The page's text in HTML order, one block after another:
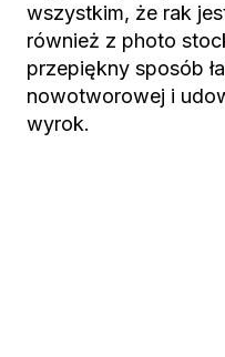
wszystkim, że rak
również z photo
przepiękny sposób
nowotworowej i
wyrok.